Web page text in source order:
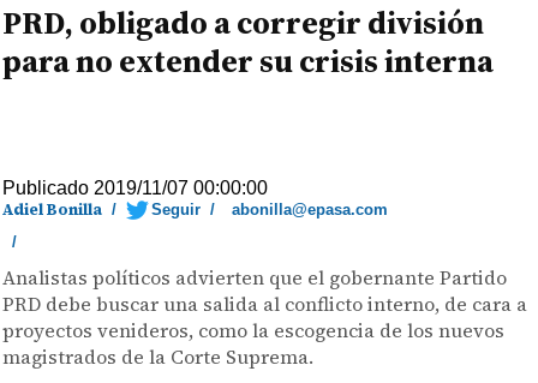
PRD, obligado a corregir división
para no extender su crisis interna
Publicado 2019/11/07 00:00:00
Adiel Bonilla / Seguir /
abonilla@epasa.com
/
Analistas políticos advierten que el gobernante Partido
PRD debe buscar una salida al conflicto interno, de cara a
proyectos venideros, como la escogencia de los nuevos
magistrados de la Corte Suprema.